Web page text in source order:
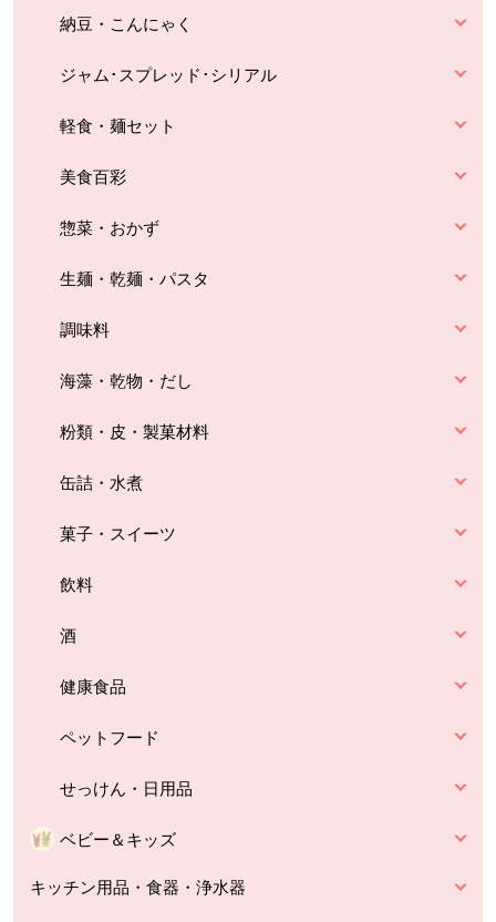
納豆・こんにゃく
ジャム･スプレッド･シリアル
軽食・麺セット
美食百彩
惣菜・おかず
生麺・乾麺・パスタ
調味料
海藻・乾物・だし
粉類・皮・製菓材料
缶詰・水煮
菓子・スイーツ
飲料
酒
健康食品
ペットフード
せっけん・日用品
ベビー＆キッズ
キッチン用品・食器・浄水器